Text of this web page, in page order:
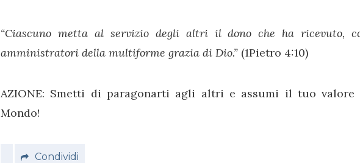
“Ciascuno metta al servizio degli altri il dono che ha ricevuto,
amministratori della multiforme grazia di Dio.” (1Pietro 4:10)
AZIONE: Smetti di paragonarti agli altri e assumi il tuo valore
Mondo!
Condividi